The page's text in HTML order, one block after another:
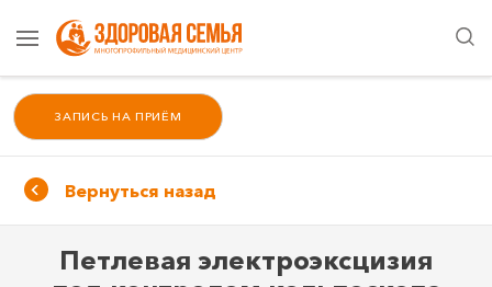
ЗАПИСЬ НА ПРИЁМ
Вернуться назад
Петлевая электроэксцизия